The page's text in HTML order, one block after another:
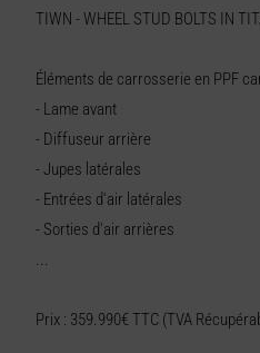
TIWN - WHEEL STUD BOLTS IN
Éléments de carrosserie en PPF
- Lame avant
- Diffuseur arrière
- Jupes latérales
- Entrées d'air latérales
- Sorties d'air arrières
...
Prix : 359.990€ TTC (TVA